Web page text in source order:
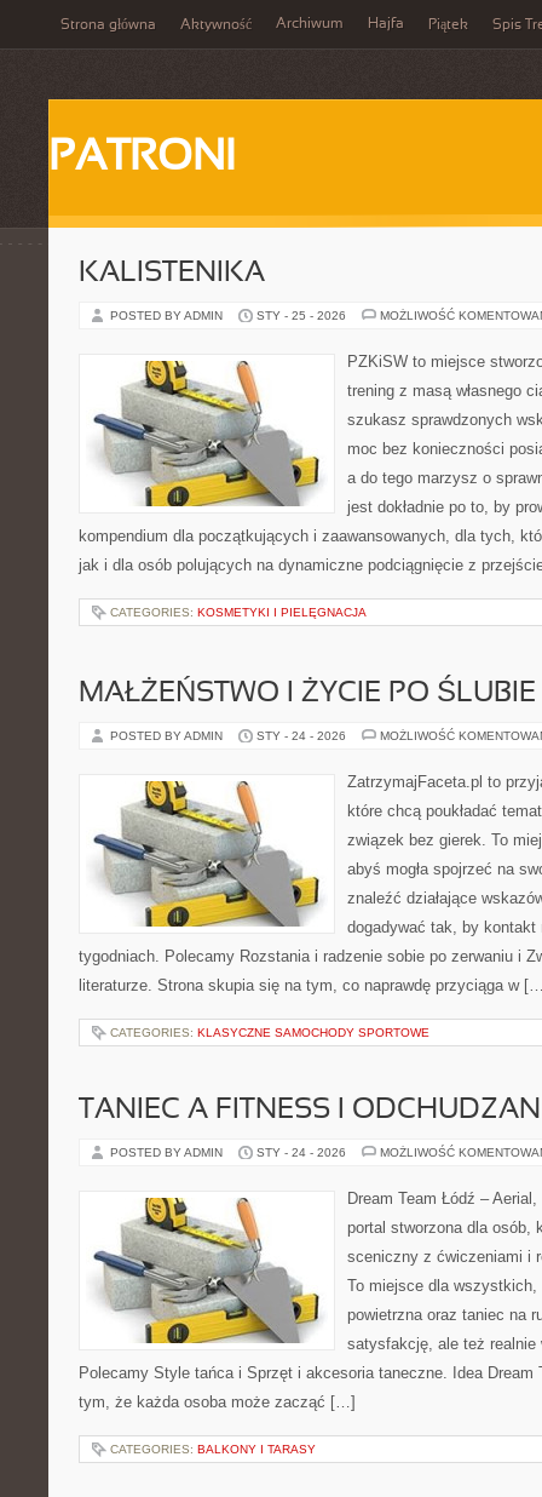
Strona główna Aktywność Archiwum Hajfa Piątek Spis
PATRONI
KALISTENIKA
POSTED BY ADMIN STY - 25 - 2026 MOŻLIWOŚĆ
PZKiSW to miejsce
trening z masą własnego
szukasz sprawdzonych
moc bez konieczności
a do tego marzysz o
jest dokładnie po to, by
kompendium dla początkujących i zaawansowanych, dla tych,
jak i dla osób polujących na dynamiczne podciągnięcie z
CATEGORIES: KOSMETYKI I PIELĘGNACJA
MAŁŻEŃSTWO I ŻYCIE PO ŚLUBIE
POSTED BY ADMIN STY - 24 - 2026 MOŻLIWOŚĆ
ZatrzymajFaceta.pl to
które chcą poukładać
związek bez gierek. To
abyś mogła spojrzeć na
znaleźć działające
dogadywać tak, by kontakt
tygodniach. Polecamy Rozstania i radzenie sobie po zerwaniu i
literaturze. Strona skupia się na tym, co naprawdę przyciąga w
CATEGORIES: KLASYCZNE SAMOCHODY SPORTOWE
TANIEC A FITNESS I
POSTED BY ADMIN STY - 24 - 2026 MOŻLIWOŚĆ
Dream Team Łódź –
portal stworzona dla osób,
sceniczny z ćwiczeniami i
To miejsce dla
powietrzna oraz taniec na
satysfakcję, ale też realnie
Polecamy Style tańca i Sprzęt i akcesoria taneczne. Idea Dream
tym, że każda osoba może zacząć […]
CATEGORIES: BALKONY I TARASY